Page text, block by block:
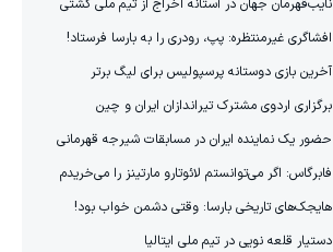
نایب‌قهرمان جهان در آستانه اخراج از تیم ملی کشتی
افشاگری غیرمنتظره: پپ، رودری را به بارسا فرستاد!
آخرین بازی دوستانه پرسپولیس برای لیگ برتر
برگزاری اردوی مشترک تیراندازان ایران و چین
حضور یک نماینده ایران در مسابقات شیرجه قهرمانی
فابرگاس: اگر می‌توانستم لائوتارو مارتینز را می‌خریدم
هایجک‌های تاریخی بارسا: وقتی دشمن خواب بود!
دستیار قلعه نویی در تیم ملی ایتالیا